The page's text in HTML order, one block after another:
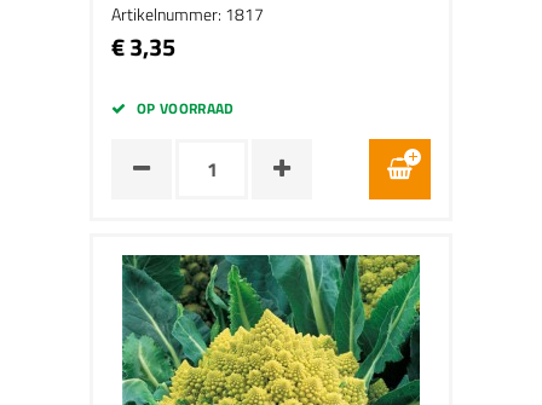
Artikelnummer: 1817
€ 3,35
OP VOORRAAD